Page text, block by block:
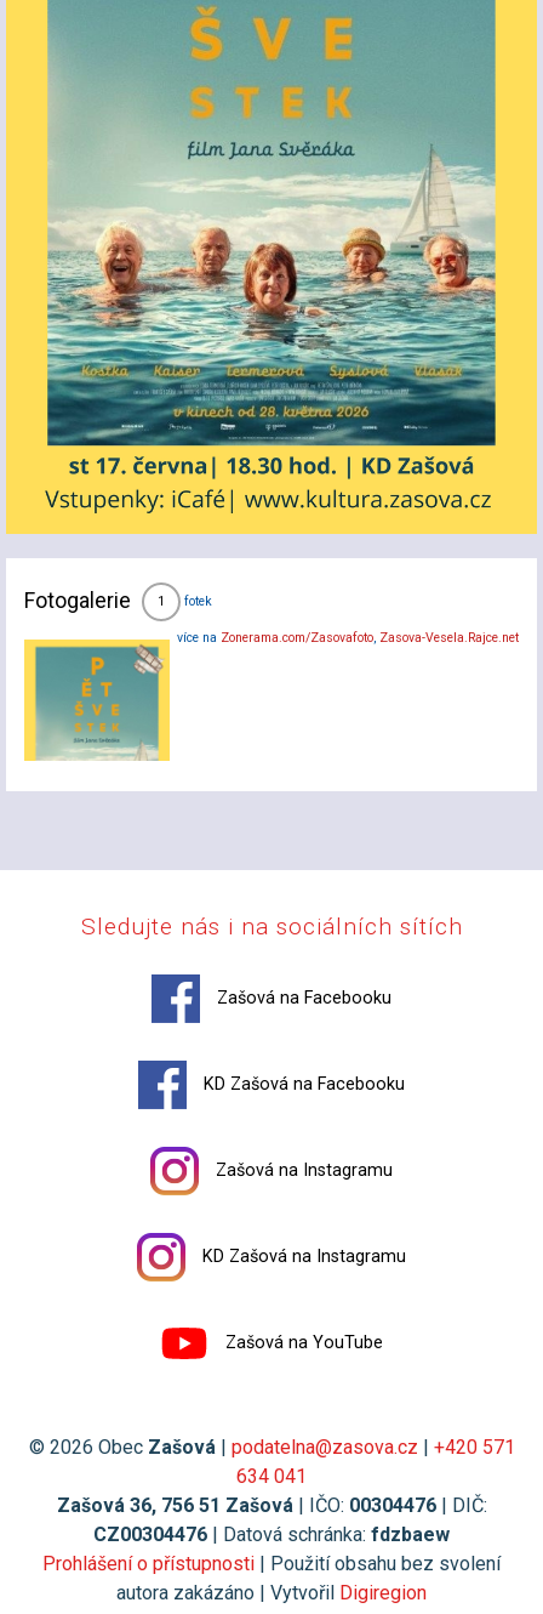
Fotogalerie 1 fotek
více na Zonerama.com/Zasovafoto, Zasova-Vesela.Rajce.net
Sledujte nás i na sociálních sítích
Zašová na Facebooku
KD Zašová na Facebooku
Zašová na Instagramu
KD Zašová na Instagramu
Zašová na YouTube
© 2026 Obec Zašová| podatelna@zasova.cz
+420 571
634 041
Zašová 36, 756 51 Zašová| IČO: 00304476| DIČ:
CZ00304476 | Datová schránka: fdzbaew
Prohlášení o přístupnosti | Použití obsahu bez svolení
autora zakázáno | Vytvořil Digiregion